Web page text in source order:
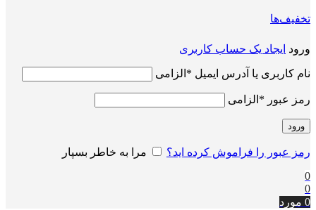
تخفیف‌ها
ورود ایجاد یک حساب کاربری
نام کاربری یا آدرس ایمیل * الزامی
رمز عبور * الزامی
ورود
رمز عبور را فراموش کرده اید؟
مرا به خاطر بسپار
0
0
0 مورد